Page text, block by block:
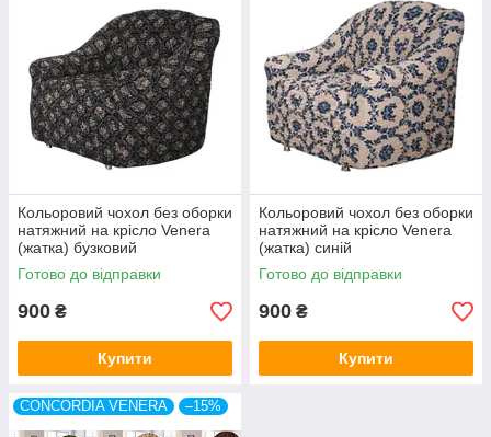
Кольоровий чохол без оборки
натяжний на крісло Venera
(жатка) бузковий
Готово до відправки
900 ₴
Купити
Кольоровий чохол без оборки
натяжний на крісло Venera
(жатка) синій
Готово до відправки
900 ₴
Купити
CONCORDIA VENERA –15%